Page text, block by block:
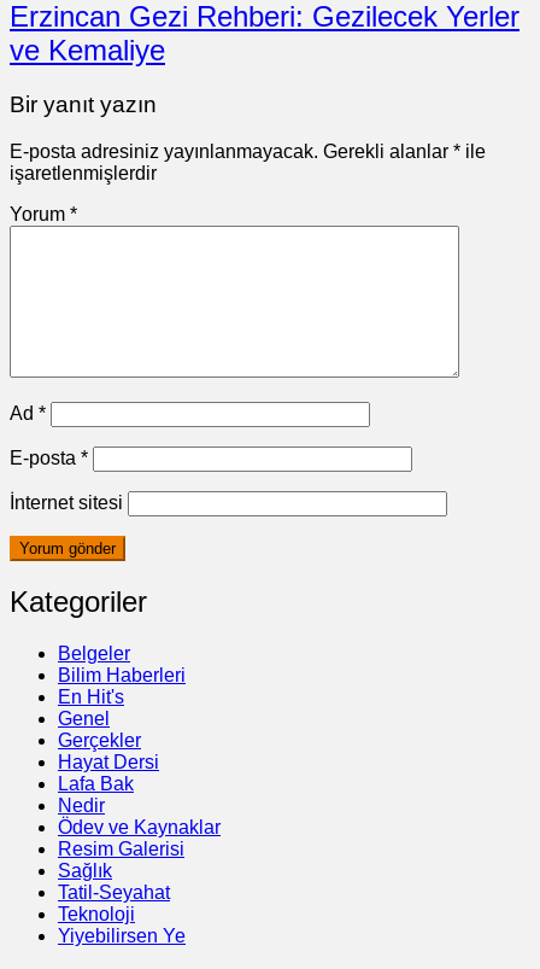
Erzincan Gezi Rehberi: Gezilecek Yerler
ve Kemaliye
Bir yanıt yazın
E-posta adresiniz yayınlanmayacak. Gerekli alanlar * ile
işaretlenmişlerdir
Yorum *
Ad *
E-posta *
İnternet sitesi
Kategoriler
Belgeler
Bilim Haberleri
En Hit's
Genel
Gerçekler
Hayat Dersi
Lafa Bak
Nedir
Ödev ve Kaynaklar
Resim Galerisi
Sağlık
Tatil-Seyahat
Teknoloji
Yiyebilirsen Ye